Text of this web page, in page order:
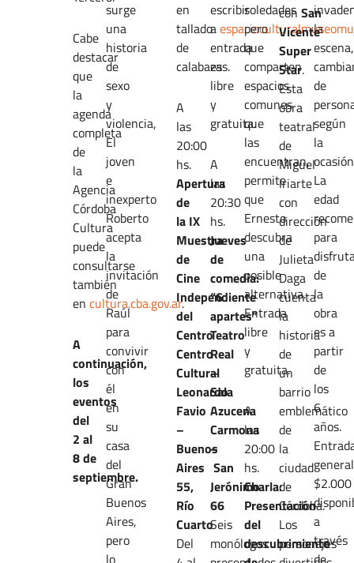
Cabe
destacar
que
la
agenda
completa
de
la
Agencia
Córdoba
Cultura
puede
consultarse
también
en cultura.cba.gov.ar.
A
continuación,
los
eventos
del
2 al
8 de
septiembre.
surge
una
historia
de
sexo
y
violencia,
El
joven
e
inexperto
Roberto
acepta
la
invitación
de
Raúl
para
convivir
con
él
en
su
casa
del
Gran
Buenos
Aires,
pero
lo
en
tallado
de
calabazas.
A
las
20:00
hs.
Apertura
de
la IX
Muestra
de
Cine
Independiente
del
Centro
Centro
Cultural
Leonardo
Favio
–
Buenos
Aires
55,
Río
Cuarto
Del
escribir
a
entrada
es
libre
y
gratuita.
A
las
20:30
hs.
Jueves
de
comedia:
“6
apartes”
Teatro
Real
–
Sala
Azucena
Carmona
–
San
Jerónimo
66
Seis
monólogos
soledades
pero
que
comparten
espacios
comunes
que
las
encuentran,
permite
que
Ernesto
descubra
una
posible
alternativa.
Entrada
libre
y
gratuita.
A
las
20:00
hs.
Charla:
Presentación
del
descubrimiento
con San
Vicente
Super
Star.
Esta
obra
teatral
de
Miguel
Iriarte
con
dirección
de
Julieta
Daga
cuenta
la
historia
de
un
barrio
emblemático
de
la
ciudad
de
Córdoba.
Los
personajes
la
escena,
de
según
la
La
edad
para
de
la
obra
es a
partir
de
los
6
años.
general
$2.000
a
través
de